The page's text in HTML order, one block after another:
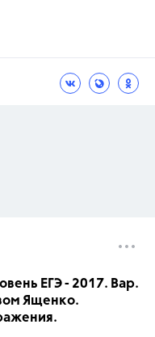
ЕГЭ - 2017. Вар.
Ященко.